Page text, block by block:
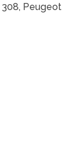
308, Peugeot